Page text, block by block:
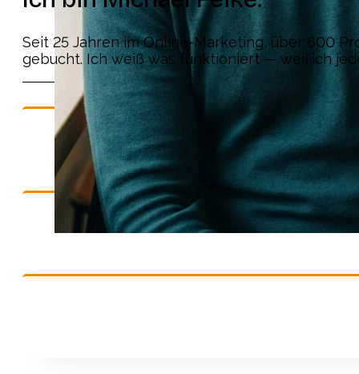
Seit 25 Jahren im Online-Marketing, über 600
gebucht. Ich weiß was funktioniert — weil ich